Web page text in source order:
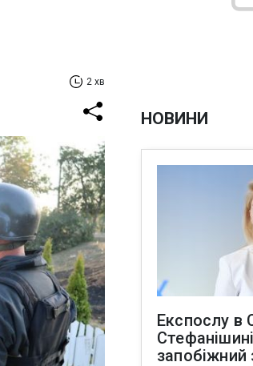
2 хв
НОВИНИ
Експослу
запобіжний